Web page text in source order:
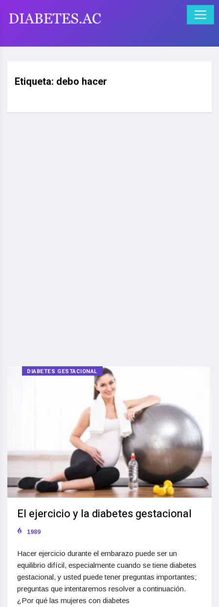
Etiqueta: debo hacer
DIABETES GESTACIONAL
El ejercicio y la diabetes gestacional
1989
Hacer ejercicio durante el embarazo puede ser un
equilibrio difícil, especialmente cuando se tiene diabetes
gestacional, y usted puede tener preguntas importantes;
preguntas que intentaremos resolver a continuación.
¿Por qué las mujeres con diabetes